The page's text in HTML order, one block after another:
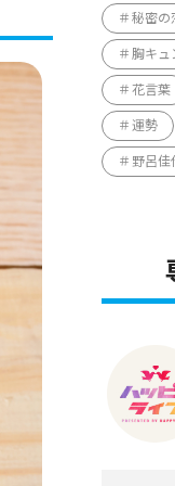
秘密の
胸キュ
花言葉
運勢
野呂佳